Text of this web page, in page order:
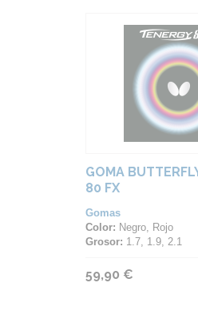
GOMA
80 FX
Gomas
Color: Negro, Rojo
Grosor: 1.7, 1.9, 2.1
59,90 €